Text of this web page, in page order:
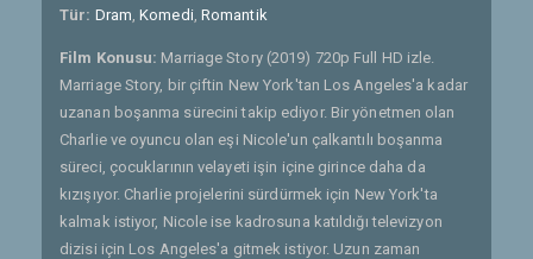
Tür: Dram,Komedi, Romantik
Film Konusu: Marriage Story (2019) 720p Full HD izle.
Marriage Story, bir çiftin New York'tan Los Angeles'a kadar
uzanan boşanma sürecini takip ediyor. Bir yönetmen olan
Charlie ve oyuncu olan eşi Nicole'un çalkantılı boşanma
süreci, çocuklarının velayeti işin içine girince daha da
kızışıyor. Charlie projelerini sürdürmek için New York'ta
kalmak istiyor, Nicole ise kadrosuna katıldığı televizyon
dizisi için Los Angeles'a gitmek istiyor. Uzun zaman